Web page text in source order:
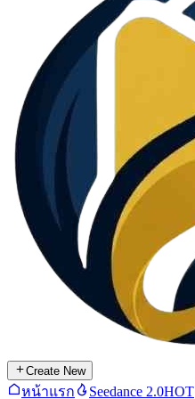
Create New
หน้าแรก Seedance 2.0HOT